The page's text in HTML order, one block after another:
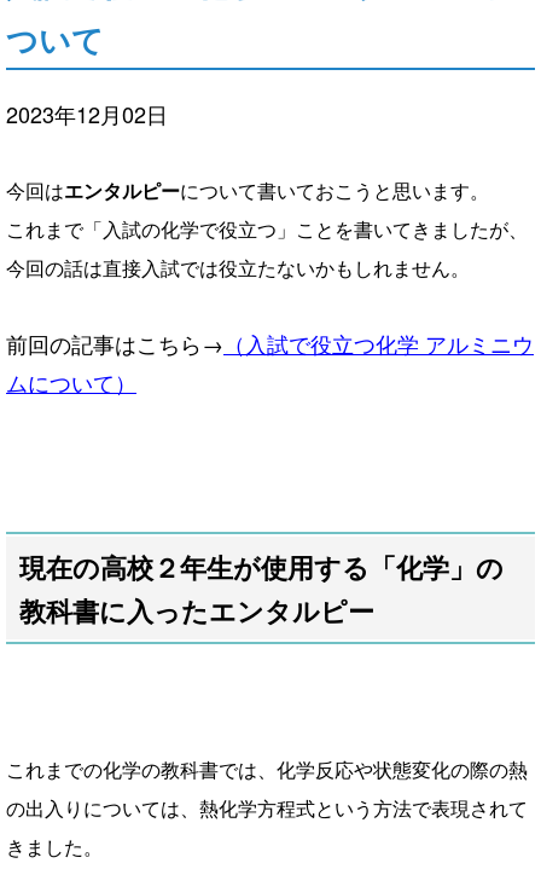
ついて
2023年12月02日
今回はエンタルピーについて書いておこうと思います。
これまで「入試の化学で役立つ」ことを書いてきましたが、
今回の話は直接入試では役立たないかもしれません。
前回の記事はこちら→ （入試で役立つ化学 アルミニウ
ムについて）
現在の高校２年生が使用する「化学」の
教科書に入ったエンタルピー
これまでの化学の教科書では、化学反応や状態変化の際の熱
の出入りについては、 熱化学方程式という方法で表現されて
きました。